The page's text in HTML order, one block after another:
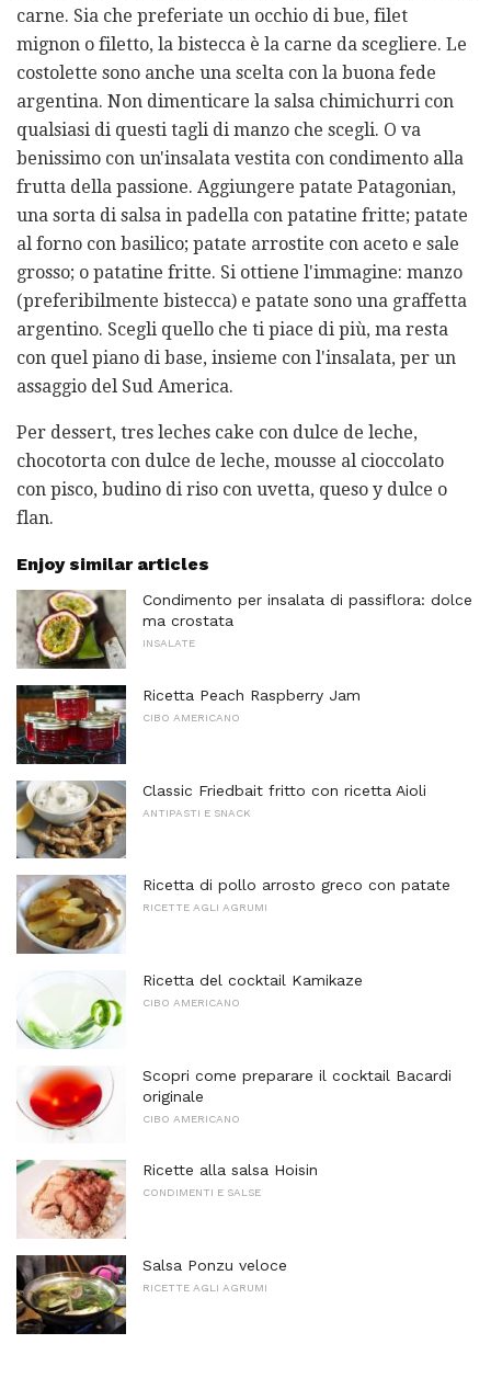
carne. Sia che preferiate un occhio di bue, filet
mignon o filetto, la bistecca è la carne da scegliere. Le
costolette sono anche una scelta con la buona fede
argentina. Non dimenticare la salsa chimichurri con
qualsiasi di questi tagli di manzo che scegli. O va
benissimo con un'insalata vestita con condimento alla
frutta della passione. Aggiungere patate Patagonian,
una sorta di salsa in padella con patatine fritte; patate
al forno con basilico; patate arrostite con aceto e sale
grosso; o patatine fritte. Si ottiene l'immagine: manzo
(preferibilmente bistecca) e patate sono una graffetta
argentino. Scegli quello che ti piace di più, ma resta
con quel piano di base, insieme con l'insalata, per un
assaggio del Sud America.
Per dessert, tres leches cake con dulce de leche,
chocotorta con dulce de leche, mousse al cioccolato
con pisco, budino di riso con uvetta, queso y dulce o
flan.
Enjoy similar articles
Condimento per insalata di passiflora: dolce
ma crostata
INSALATE
Ricetta Peach Raspberry Jam
CIBO AMERICANO
Classic Friedbait fritto con ricetta Aioli
ANTIPASTI E SNACK
Ricetta di pollo arrosto greco con patate
RICETTE AGLI AGRUMI
Ricetta del cocktail Kamikaze
CIBO AMERICANO
Scopri come preparare il cocktail Bacardi
originale
CIBO AMERICANO
Ricette alla salsa Hoisin
CONDIMENTI E SALSE
Salsa Ponzu veloce
RICETTE AGLI AGRUMI